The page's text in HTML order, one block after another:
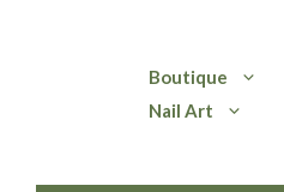
Boutique
Nail Art